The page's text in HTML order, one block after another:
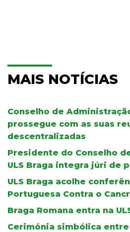
MAIS NOTÍCIAS
Conselho de
prossegue com as suas
descentralizadas
Presidente do Conselho
ULS Braga integra júri de
ULS Braga acolhe
Portuguesa Contra o
Braga Romana entra na
Cerimónia simbólica entre